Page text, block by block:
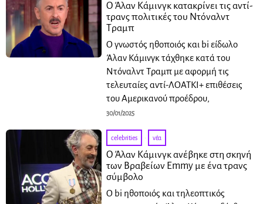
Ο Άλαν Κάμινγκ κατακρίνει τις αντί-
τρανς πολιτικές του Ντόναλντ
Τραμπ
Ο γνωστός ηθοποιός και bi είδωλο
Άλαν Κάμινγκ τάχθηκε κατά του
Ντόναλντ Τραμπ με αφορμή τις
τελευταίες αντί-ΛΟΑΤΚΙ+ επιθέσεις
του Αμερικανού προέδρου,
30/01/2025
celebrities · νέα
Ο Άλαν Κάμινγκ ανέβηκε στη σκηνή
των Βραβείων Emmy με ένα τρανς
σύμβολο
Ο bi ηθοποιός και τηλεοπτικός